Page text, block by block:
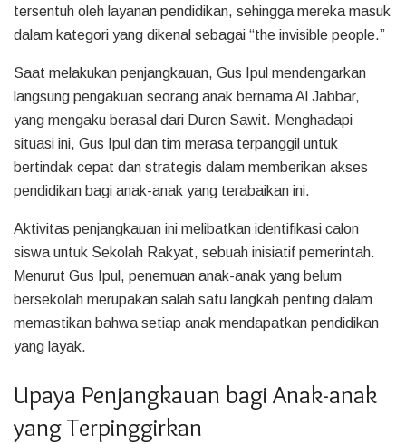
tersentuh oleh layanan pendidikan, sehingga mereka masuk
dalam kategori yang dikenal sebagai “the invisible people.”
Saat melakukan penjangkauan, Gus Ipul mendengarkan
langsung pengakuan seorang anak bernama Al Jabbar,
yang mengaku berasal dari Duren Sawit. Menghadapi
situasi ini, Gus Ipul dan tim merasa terpanggil untuk
bertindak cepat dan strategis dalam memberikan akses
pendidikan bagi anak-anak yang terabaikan ini.
Aktivitas penjangkauan ini melibatkan identifikasi calon
siswa untuk Sekolah Rakyat, sebuah inisiatif pemerintah.
Menurut Gus Ipul, penemuan anak-anak yang belum
bersekolah merupakan salah satu langkah penting dalam
memastikan bahwa setiap anak mendapatkan pendidikan
yang layak.
Upaya Penjangkauan bagi Anak-anak
yang Terpinggirkan